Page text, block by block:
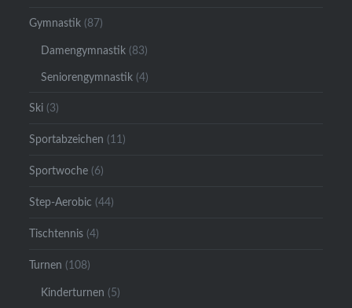
Gymnastik (87)
Damengymnastik (83)
Seniorengymnastik (4)
Ski (3)
Sportabzeichen (11)
Sportwoche (6)
Step-Aerobic (44)
Tischtennis (4)
Turnen (108)
Kinderturnen (5)